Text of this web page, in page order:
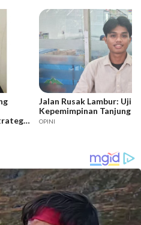
Jalan Rusak Lambur:
Kepemimpinan Tanjung
OPINI